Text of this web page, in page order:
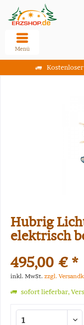
Menü
Hubrig
elektrisch
495,00 € *
inkl. MwSt. zzgl.
sofort lieferbar,